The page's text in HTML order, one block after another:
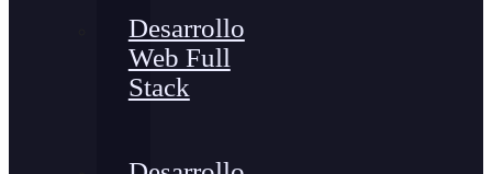
Desarrollo
Web Full
Stack